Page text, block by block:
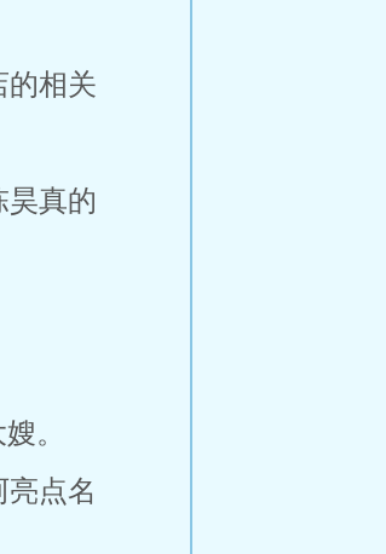
的相关
昊真的
。
点名